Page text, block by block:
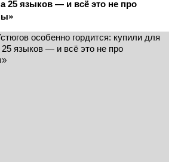
25 языков — и всё это не про